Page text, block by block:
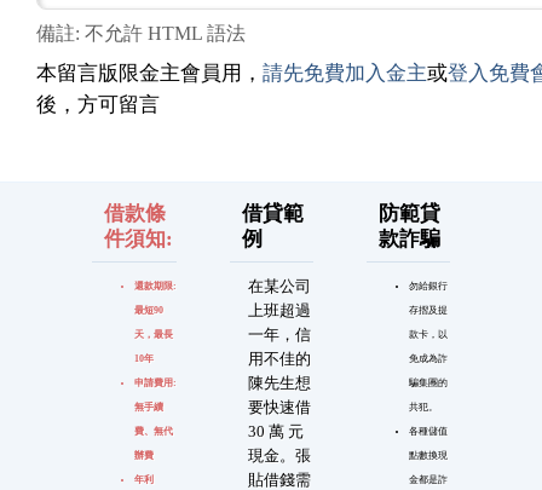
備註: 不允許 HTML 語法
本留言版限金主會員用， 請先免費加入金主或登入免費
後，方可留言
借款條
件須知:
還款期限:
最短90
天，最長
10年
申請費用:
無手續
費、無代
辦費
年利
借貸範
例
在某公司
上班超過
一年，信
用不佳的
陳先生想
要快速借
30 萬 元
現金。張
貼借錢需
防範貸
款詐騙
勿給銀行
存摺及提
款卡，以
免成為詐
騙集團的
共犯。
各種儲值
點數換現
金都是詐